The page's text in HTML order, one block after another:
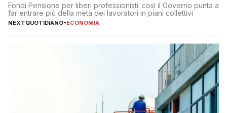
Fondi Pensione per liberi professionisti: così il Governo punta a
far entrare più della metà dei lavoratori in piani collettivi
NEXTQUOTIDIANO-ECONOMIA